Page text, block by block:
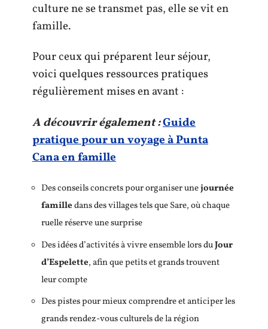
culture ne se transmet pas, elle se vit en
famille.
Pour ceux qui préparent leur séjour,
voici quelques ressources pratiques
régulièrement mises en avant :
A découvrir également :Guide
pratique pour un voyage à Punta
Cana en famille
Des conseils concrets pour organiser unejournée
familledans des villages tels que Sare, où chaque
ruelle réserve une surprise
Des idées d’activités à vivre ensemble lors duJour
d’Espelette, afin que petits et grands trouvent
leur compte
Des pistes pour mieux comprendre et anticiper les
grands rendez-vous culturels de la région